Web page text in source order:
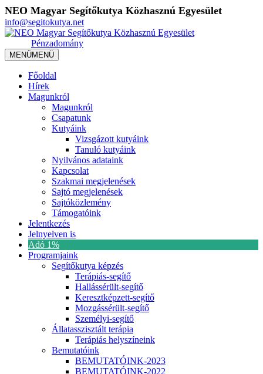
NEO Magyar Segítőkutya Közhasznú Egyesület
info@segitokutya.net
Pénzadomány
MENÜMENÜ
Főoldal
Hírek
Magunkról
Magunkról
Csapatunk
Kutyáink
Vizsgázott kutyáink
Tanuló kutyáink
Nyilvános adataink
Kapcsolat
Szakmai megjelenések
Sajtó megjelenések
Sajtóközlemény
Támogatóink
Jelentkezés
Jelnyelven is
Adó 1%
Programjaink
Segítőkutya képzés
Terápiás-segítő
Hallássérült-segítő
Keresztképzett-segítő
Mozgássérült-segítő
Személyi-segítő
Állatasszisztált terápia
Terápiás helyszíneink
Bemutatóink
BEMUTATÓINK-2023
BEMUTATÓINK-2022